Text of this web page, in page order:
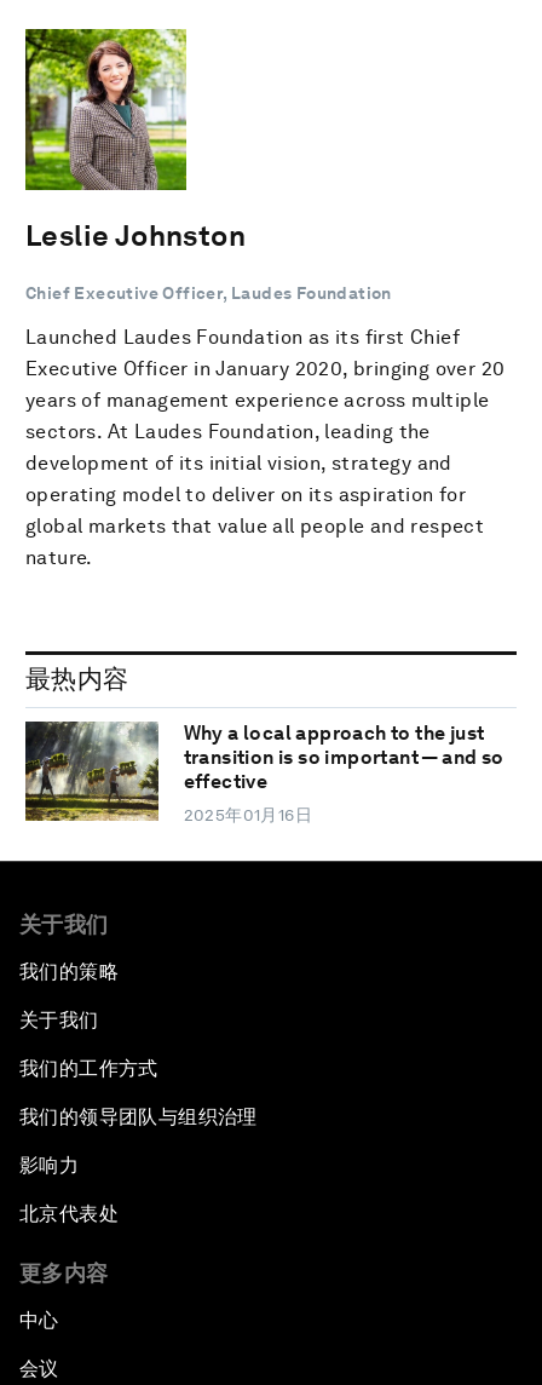
Leslie Johnston
Chief Executive Officer, Laudes Foundation
Launched Laudes Foundation as its first Chief
Executive Officer in January 2020, bringing over 20
years of management experience across multiple
sectors. At Laudes Foundation, leading the
development of its initial vision, strategy and
operating model to deliver on its aspiration for
global markets that value all people and respect
nature.
最热内容
Why a local approach to the just
transition is so important — and so
effective
2025年01月16日
关于我们
我们的策略
关于我们
我们的工作方式
我们的领导团队与组织治理
影响力
北京代表处
更多内容
中心
会议